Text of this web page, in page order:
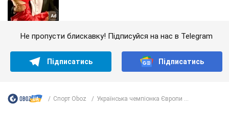
Не пропусти блискавку! Підписуйся на нас в Telegram
Підписатись Підписатись
Спорт Oboz Українська чемпіонка Європи ...